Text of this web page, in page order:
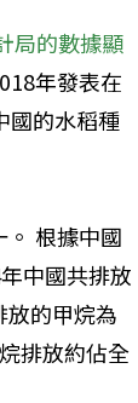
局的數據顯
年發表在
國的水稻種
根據中國
中國共排放
放的甲烷為
排放約佔全